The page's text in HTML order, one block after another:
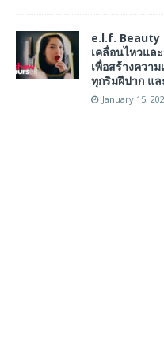
e.l.f. Beauty
เคลื่อนไหวแ
เพื่อสร้างควา
ทุกริมฝีปาก แ
January 15,